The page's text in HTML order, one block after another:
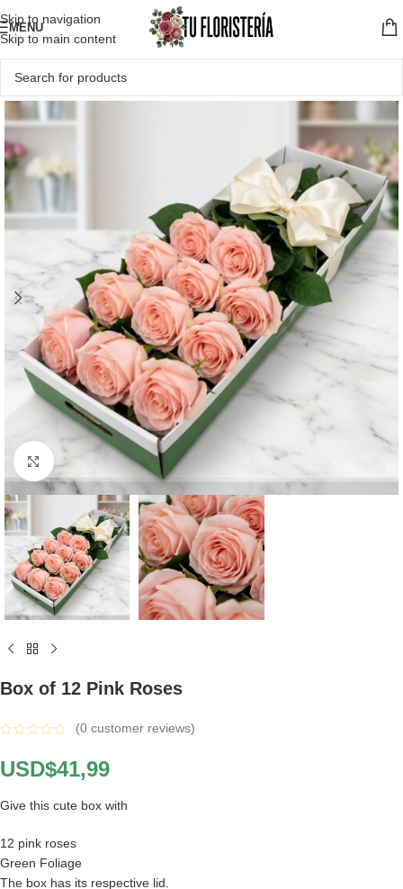
Skip to navigation
Skip to main content
MENU
Click to enlarge
Box of 12 Pink Roses
(0 customer reviews)
USD$41,99
Give this cute box with
12 pink roses
Green Foliage
The box has its respective lid.